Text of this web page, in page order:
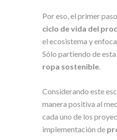
Por eso, el primer
ciclo de vida del
el ecosistema y
Sólo partiendo de
ropa sostenible
Considerando este
manera positiva al
cada uno de los
implementación de